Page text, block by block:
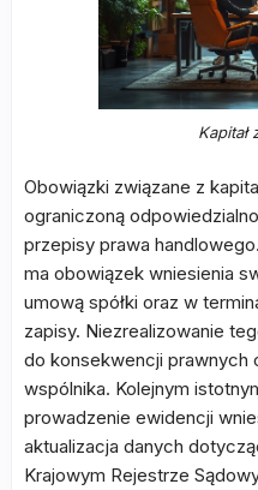
Kapitał
Obowiązki związane z
ograniczoną
przepisy prawa
ma obowiązek wniesienia
umową spółki oraz w
zapisy. Niezrealizowanie
do konsekwencji prawnych
wspólnika. Kolejnym
prowadzenie ewidencji
aktualizacja danych
Krajowym Rejestrze